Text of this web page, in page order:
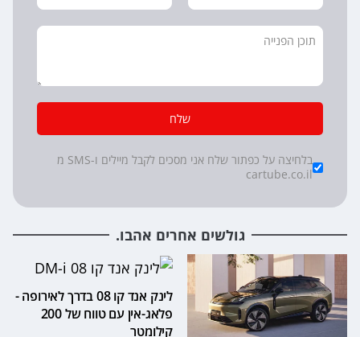
שלח
Checkboxes
*
בלחיצה על כפתור שלח אני מסכים לקבל מיילים ו-SMS מ
cartube.co.il
גולשים אחרים אהבו.
לינק אנד קו 08 בדרך לאירופה -
פלאג-אין עם טווח של 200
קילומטר